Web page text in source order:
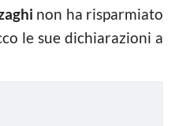
non ha risparmiato
le sue dichiarazioni a